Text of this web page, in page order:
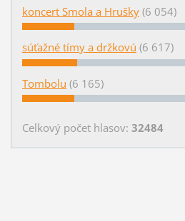
koncert Smola a Hrušky (6 054)
súťažné tímy a držkovú (6 617)
Tombolu (6 165)
Celkový počet hlasov: 32484